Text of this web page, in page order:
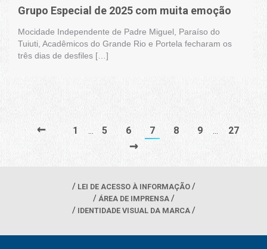
Grupo Especial de 2025 com muita emoção
Mocidade Independente de Padre Miguel, Paraíso do
Tuiuti, Acadêmicos do Grande Rio e Portela fecharam os
três dias de desfiles […]
← 1 … 5 6 7 8 9 … 27
→
LEI DE ACESSO À INFORMAÇÃO
ÁREA DE IMPRENSA
IDENTIDADE VISUAL DA MARCA